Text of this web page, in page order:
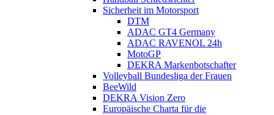
Sicherheit im Motorsport
DTM
ADAC GT4 Germany
ADAC RAVENOL 24h
MotoGP
DEKRA Markenbotschafter
Volleyball Bundesliga der Frauen
BeeWild
DEKRA Vision Zero
Europäische Charta für die